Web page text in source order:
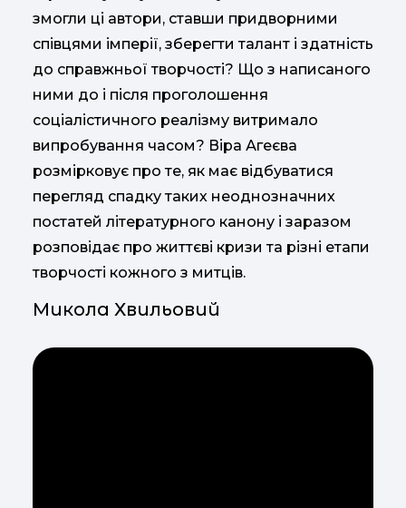
змогли ці автори, ставши придворними
співцями імперії, зберегти талант і здатність
до справжньої творчості? Що з написаного
ними до і після проголошення
соціалістичного реалізму витримало
випробування часом? Віра Агеєва
розмірковує про те, як має відбуватися
перегляд спадку таких неоднозначних
постатей літературного канону і заразом
розповідає про життєві кризи та різні етапи
творчості кожного з митців.
Микола Хвильовий